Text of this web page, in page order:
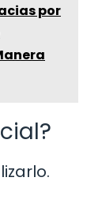
por